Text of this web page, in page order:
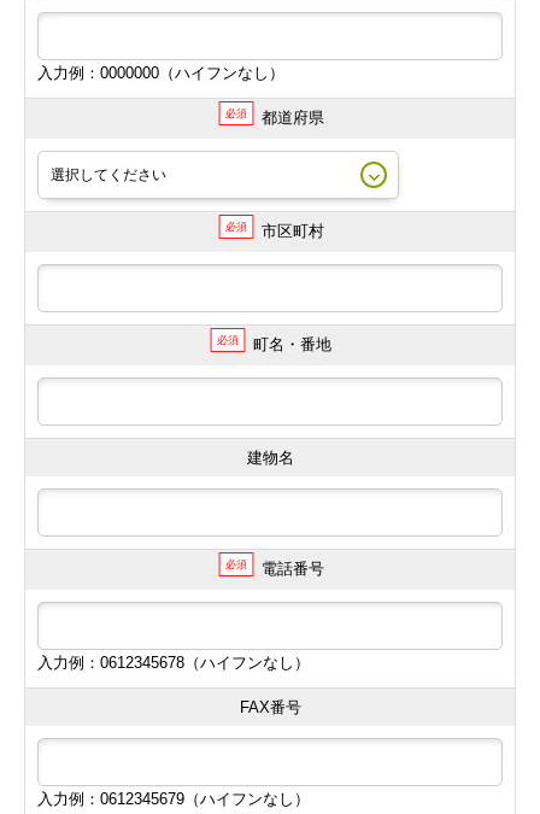
入力例：0000000（ハイフンなし）
必須 都道府県
必須 市区町村
必須 町名・番地
建物名
必須 電話番号
入力例：0612345678（ハイフンなし）
FAX番号
入力例：0612345679（ハイフンなし）